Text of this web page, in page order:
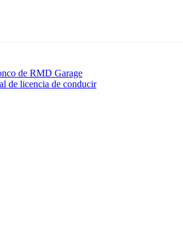
de RMD Garage
de licencia de conducir